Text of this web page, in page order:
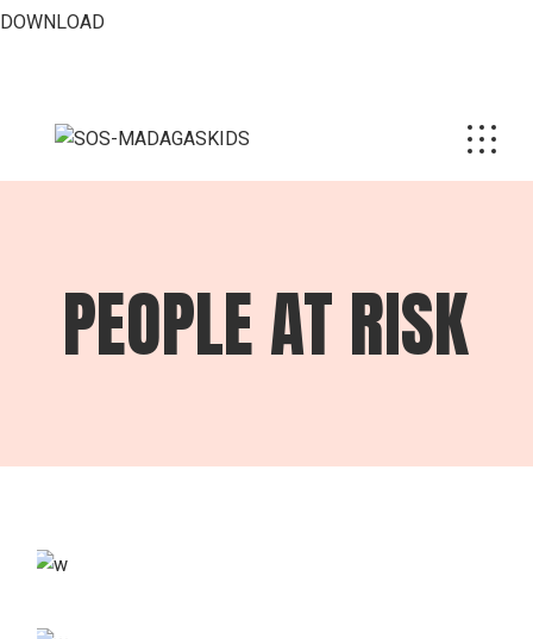
DOWNLOAD
PEOPLE AT RISK